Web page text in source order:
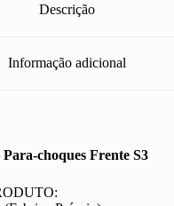
Descrição
Informação adicional
choques Frente S3